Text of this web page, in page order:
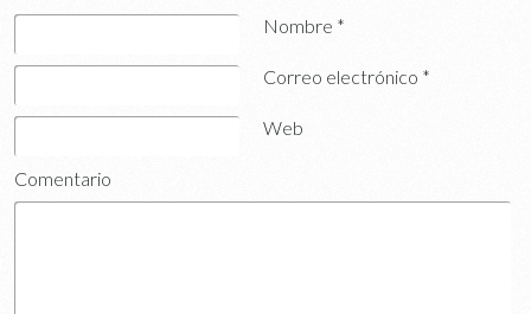
Nombre *
Correo electrónico *
Web
Comentario